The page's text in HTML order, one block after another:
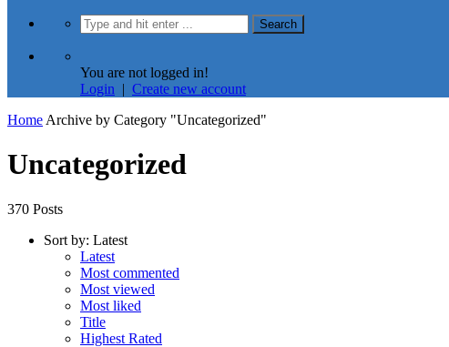
You are not logged in!
Login | Create new account
Home Archive by Category "Uncategorized"
Uncategorized
370 Posts
Sort by: Latest
Latest
Most commented
Most viewed
Most liked
Title
Highest Rated